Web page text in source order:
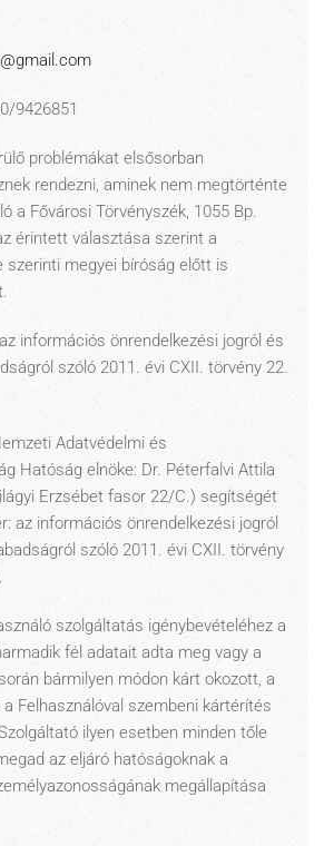
9426851
problémákat elsősorban
rendezni, aminek nem megtörténte
a Fővárosi Törvényszék, 1055 Bp.
érintett választása szerint a
szerinti megyei bíróság előtt is
információs önrendelkezési jogról és
szóló 2011. évi CXII. törvény 22.
Adatvédelmi és
Hatóság elnöke: Dr. Péterfalvi Attila
Erzsébet fasor 22/C.) segítségét
az információs önrendelkezési jogról
szóló 2011. évi CXII. törvény
szolgáltatás igénybevételéhez a
fél adatait adta meg vagy a
bármilyen módon kárt okozott, a
Felhasználóval szembeni kártérítés
ilyen esetben minden tőle
az eljáró hatóságoknak a
megállapítása